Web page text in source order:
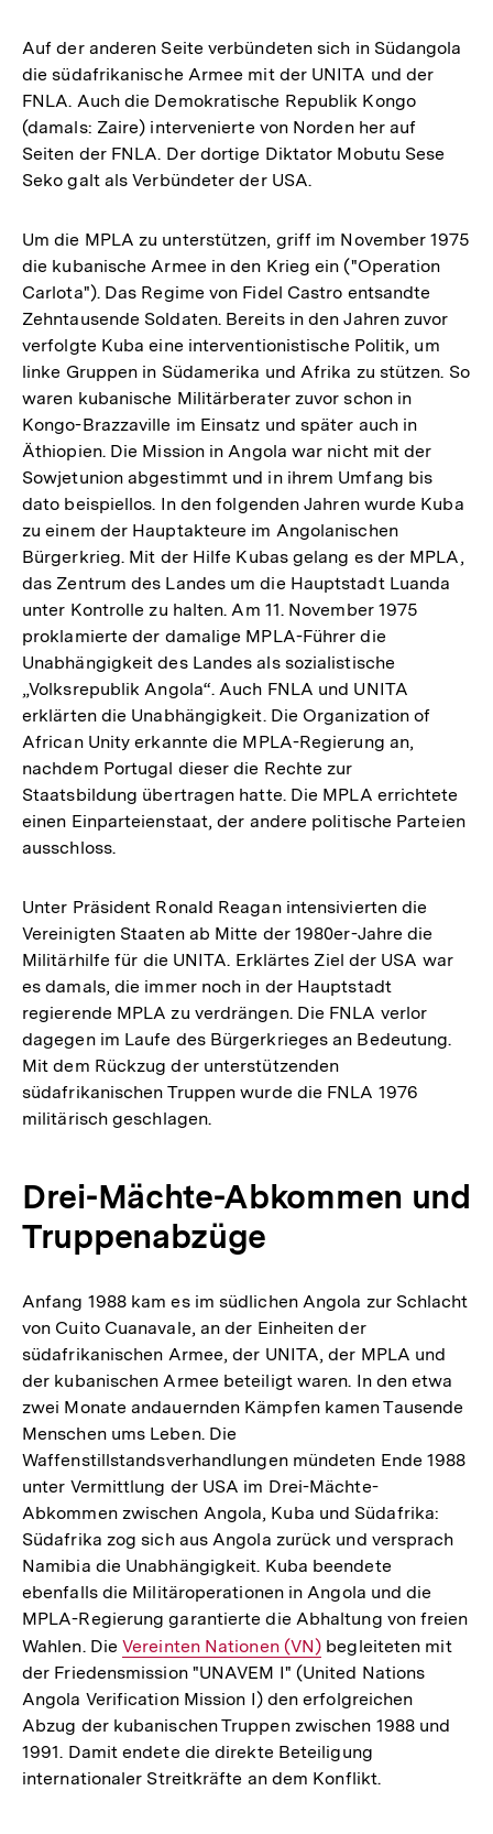
Auf der anderen Seite verbündeten sich in Südangola
die südafrikanische Armee mit der UNITA und der
FNLA. Auch die Demokratische Republik Kongo
(damals: Zaire) intervenierte von Norden her auf
Seiten der FNLA. Der dortige Diktator Mobutu Sese
Seko galt als Verbündeter der USA.
Um die MPLA zu unterstützen, griff im November 1975
die kubanische Armee in den Krieg ein ("Operation
Carlota"). Das Regime von Fidel Castro entsandte
Zehntausende Soldaten. Bereits in den Jahren zuvor
verfolgte Kuba eine interventionistische Politik, um
linke Gruppen in Südamerika und Afrika zu stützen. So
waren kubanische Militärberater zuvor schon in
Kongo-Brazzaville im Einsatz und später auch in
Äthiopien. Die Mission in Angola war nicht mit der
Sowjetunion abgestimmt und in ihrem Umfang bis
dato beispiellos. In den folgenden Jahren wurde Kuba
zu einem der Hauptakteure im Angolanischen
Bürgerkrieg. Mit der Hilfe Kubas gelang es der MPLA,
das Zentrum des Landes um die Hauptstadt Luanda
unter Kontrolle zu halten. Am 11. November 1975
proklamierte der damalige MPLA-Führer die
Unabhängigkeit des Landes als sozialistische
„Volksrepublik Angola“. Auch FNLA und UNITA
erklärten die Unabhängigkeit. Die Organization of
African Unity erkannte die MPLA-Regierung an,
nachdem Portugal dieser die Rechte zur
Staatsbildung übertragen hatte. Die MPLA errichtete
einen Einparteienstaat, der andere politische Parteien
ausschloss.
Unter Präsident Ronald Reagan intensivierten die
Vereinigten Staaten ab Mitte der 1980er-Jahre die
Militärhilfe für die UNITA. Erklärtes Ziel der USA war
es damals, die immer noch in der Hauptstadt
regierende MPLA zu verdrängen. Die FNLA verlor
dagegen im Laufe des Bürgerkrieges an Bedeutung.
Mit dem Rückzug der unterstützenden
südafrikanischen Truppen wurde die FNLA 1976
militärisch geschlagen.
Drei-Mächte-Abkommen und
Truppenabzüge
Anfang 1988 kam es im südlichen Angola zur Schlacht
von Cuito Cuanavale, an der Einheiten der
südafrikanischen Armee, der UNITA, der MPLA und
der kubanischen Armee beteiligt waren. In den etwa
zwei Monate andauernden Kämpfen kamen Tausende
Menschen ums Leben. Die
Waffenstillstandsverhandlungen mündeten Ende 1988
unter Vermittlung der USA im Drei-Mächte-
Abkommen zwischen Angola, Kuba und Südafrika:
Südafrika zog sich aus Angola zurück und versprach
Namibia die Unabhängigkeit. Kuba beendete
ebenfalls die Militäroperationen in Angola und die
MPLA-Regierung garantierte die Abhaltung von freien
Wahlen. DieInterner
Link:
Vereinten Nationen (VN) begleiteten mit
der Friedensmission "UNAVEM I" (United Nations
Angola Verification Mission I) den erfolgreichen
Abzug der kubanischen Truppen zwischen 1988 und
1991. Damit endete die direkte Beteiligung
internationaler Streitkräfte an dem Konflikt.